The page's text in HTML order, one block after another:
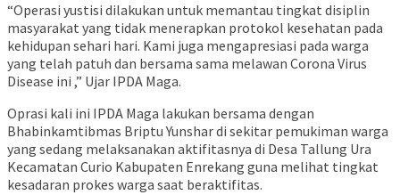
“Operasi yustisi dilakukan untuk memantau tingkat disiplin
masyarakat yang tidak menerapkan protokol kesehatan pada
kehidupan sehari hari. Kami juga mengapresiasi pada warga
yang telah patuh dan bersama sama melawan Corona Virus
Disease ini ,” Ujar IPDA Maga.
Oprasi kali ini IPDA Maga lakukan bersama dengan
Bhabinkamtibmas Briptu Yunshar di sekitar pemukiman warga
yang sedang melaksanakan aktifitasnya di Desa Tallung Ura
Kecamatan Curio Kabupaten Enrekang guna melihat tingkat
kesadaran prokes warga saat beraktifitas.